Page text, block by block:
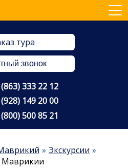
тура
звонок
333 22 12
149 20 00
500 85 21
Экскурсии